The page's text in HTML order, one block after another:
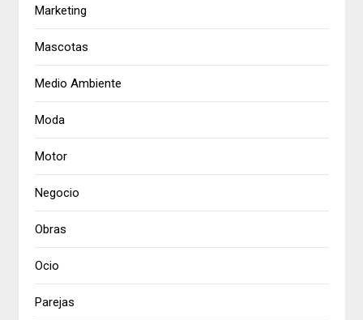
Marketing
Mascotas
Medio Ambiente
Moda
Motor
Negocio
Obras
Ocio
Parejas